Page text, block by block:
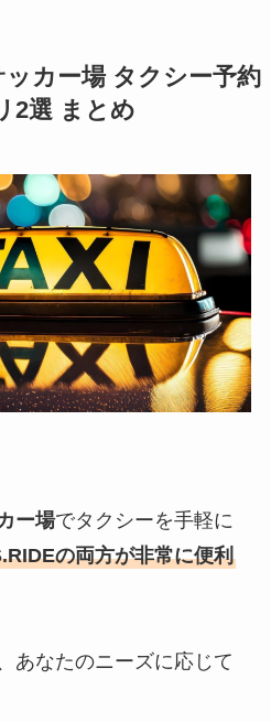
カー場 タクシー予約
2選 まとめ
ー場でタクシーを手軽に
の両方が非常に便利
あなたのニーズに応じて